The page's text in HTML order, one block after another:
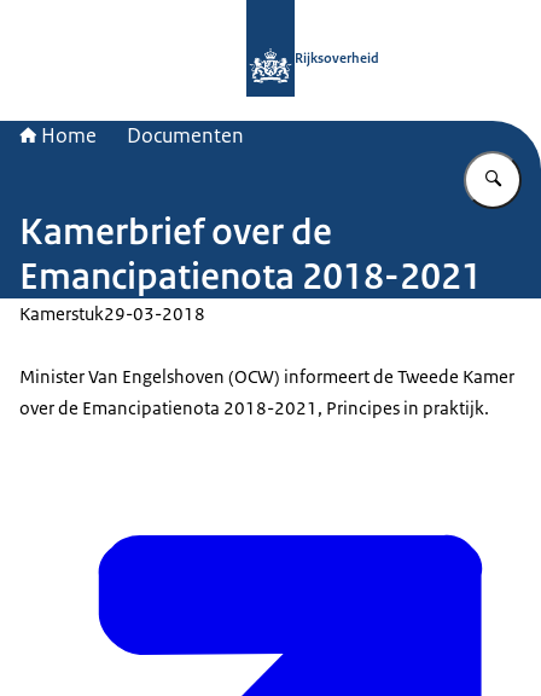
Rijksoverheid
Home Documenten
Kamerbrief over de
Emancipatienota 2018-2021
Kamerstuk29-03-2018
Minister Van Engelshoven (OCW) informeert de Tweede Kamer
over de Emancipatienota 2018-2021, Principes in praktijk.